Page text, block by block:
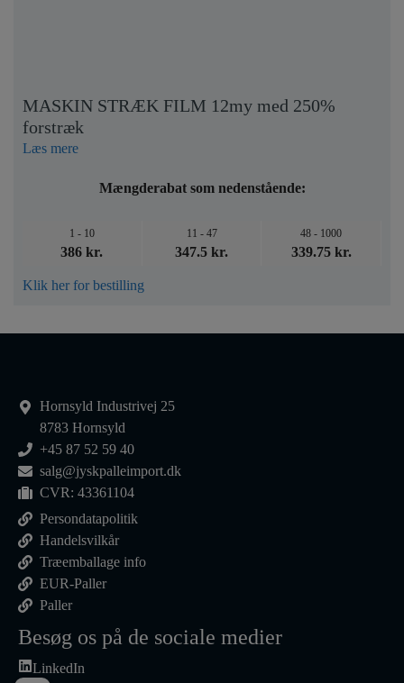
MASKIN STRÆK FILM 12my med 250%
forstræk
Læs mere
Mængderabat som nedenstående:
1 - 10
386 kr.
11 - 47
347.5 kr.
48 - 1000
339.75 kr.
Klik her for bestilling
Hornsyld Industrivej 25
8783 Hornsyld
+45 87 52 59 40
salg@jyskpalleimport.dk
CVR: 43361104
Persondatapolitik
Handelsvilkår
Træemballage info
EUR-Paller
Paller
Besøg os på de sociale medier
LinkedIn